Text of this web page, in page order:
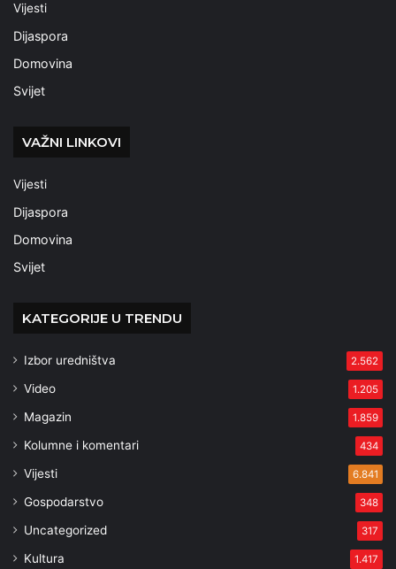
Vijesti
Dijaspora
Domovina
Svijet
VAŽNI LINKOVI
Vijesti
Dijaspora
Domovina
Svijet
KATEGORIJE U TRENDU
Izbor uredništva 2.562
Video 1.205
Magazin 1.859
Kolumne i komentari 434
Vijesti 6.841
Gospodarstvo 348
Uncategorized 317
Kultura 1.417